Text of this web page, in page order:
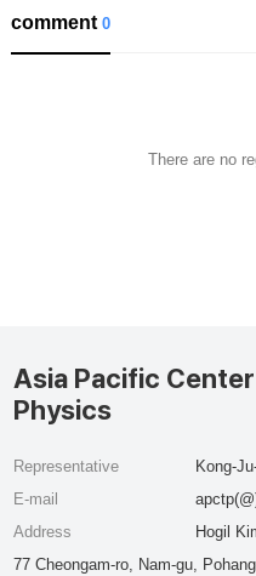
comment0
There are no
Asia Pacific
Physics
Representative
Kong-
E-mail
Address
Hogil
77 Cheongam-ro, Nam-gu,